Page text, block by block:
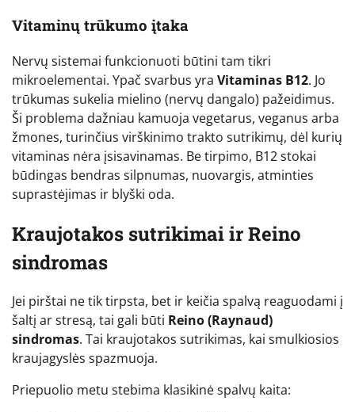
Vitaminų trūkumo įtaka
Nervų sistemai funkcionuoti būtini tam tikri
mikroelementai. Ypač svarbus yra Vitaminas B12. Jo
trūkumas sukelia mielino (nervų dangalo) pažeidimus.
Ši problema dažniau kamuoja vegetarus, veganus arba
žmones, turinčius virškinimo trakto sutrikimų, dėl kurių
vitaminas nėra įsisavinamas. Be tirpimo, B12 stokai
būdingas bendras silpnumas, nuovargis, atminties
suprastėjimas ir blyški oda.
Kraujotakos sutrikimai ir Reino
sindromas
Jei pirštai ne tik tirpsta, bet ir keičia spalvą reaguodami į
šaltį ar stresą, tai gali būti Reino (Raynaud)
sindromas. Tai kraujotakos sutrikimas, kai smulkiosios
kraujagyslės spazmuoja.
Priepuolio metu stebima klasikinė spalvų kaita: